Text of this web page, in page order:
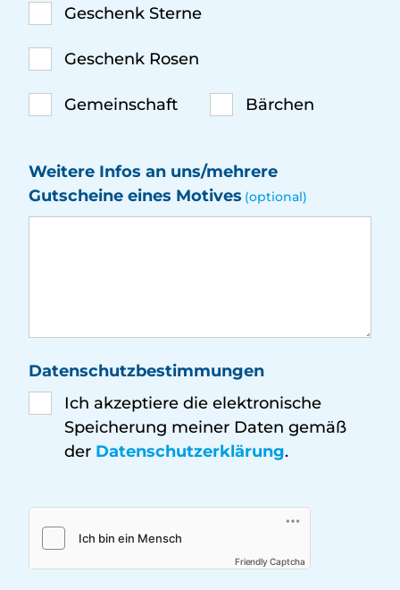
Geschenk Sterne
Geschenk Rosen
Gemeinschaft Bärchen
Weitere Infos an uns/mehrere
Gutscheine eines Motives (optional)
Datenschutzbestimmungen
Ich akzeptiere die elektronische
Speicherung meiner Daten gemäß
der Datenschutzerklärung.
Friendly Captcha